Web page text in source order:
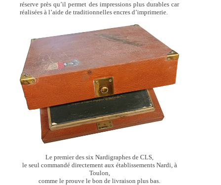
réserve près qu’il permet des impressions plus durables car
réalisées à l’aide de traditionnelles encres d’imprimerie.
Le premier des six Nardigraphes de CLS,
le seul commandé directement aux établissements Nardi, à
Toulon,
comme le prouve le bon de livraison plus bas.